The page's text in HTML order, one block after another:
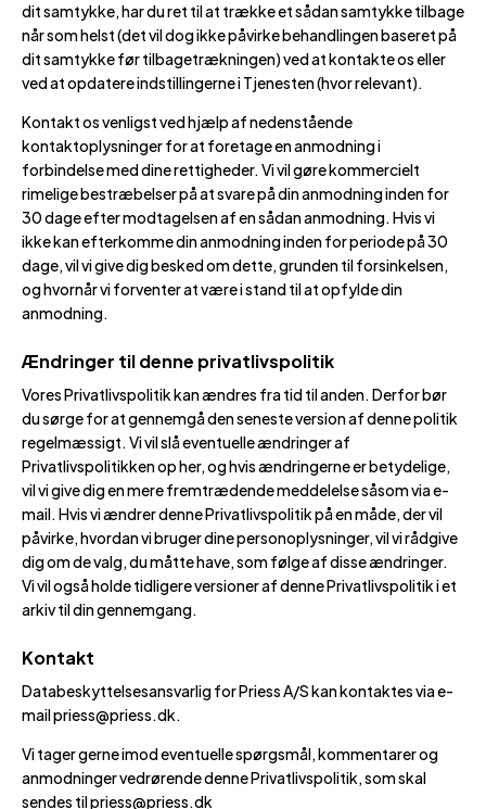
dit samtykke, har du ret til at trække et sådan samtykke tilbage
når som helst (det vil dog ikke påvirke behandlingen baseret på
dit samtykke før tilbagetrækningen) ved at kontakte os eller
ved at opdatere indstillingerne i Tjenesten (hvor relevant).
Kontakt os venligst ved hjælp af nedenstående
kontaktoplysninger for at foretage en anmodning i
forbindelse med dine rettigheder. Vi vil gøre kommercielt
rimelige bestræbelser på at svare på din anmodning inden for
30 dage efter modtagelsen af en sådan anmodning. Hvis vi
ikke kan efterkomme din anmodning inden for periode på 30
dage, vil vi give dig besked om dette, grunden til forsinkelsen,
og hvornår vi forventer at være i stand til at opfylde din
anmodning.
Ændringer til denne privatlivspolitik
Vores Privatlivspolitik kan ændres fra tid til anden. Derfor bør
du sørge for at gennemgå den seneste version af denne politik
regelmæssigt. Vi vil slå eventuelle ændringer af
Privatlivspolitikken op her, og hvis ændringerne er betydelige,
vil vi give dig en mere fremtrædende meddelelse såsom via e-
mail. Hvis vi ændrer denne Privatlivspolitik på en måde, der vil
påvirke, hvordan vi bruger dine personoplysninger, vil vi rådgive
dig om de valg, du måtte have, som følge af disse ændringer.
Vi vil også holde tidligere versioner af denne Privatlivspolitik i et
arkiv til din gennemgang.
Kontakt
Databeskyttelsesansvarlig for Priess A/S kan kontaktes via e-
mail priess@priess.dk.
Vi tager gerne imod eventuelle spørgsmål, kommentarer og
anmodninger vedrørende denne Privatlivspolitik, som skal
sendes til priess@priess.dk